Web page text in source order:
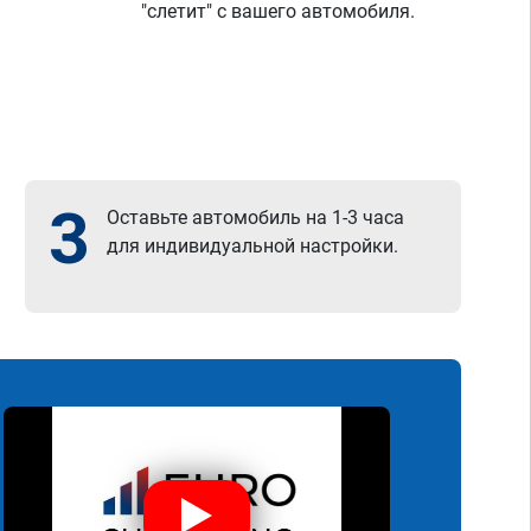
"слетит" с вашего автомобиля.
3
Оставьте автомобиль на 1-3 часа
для индивидуальной настройки.